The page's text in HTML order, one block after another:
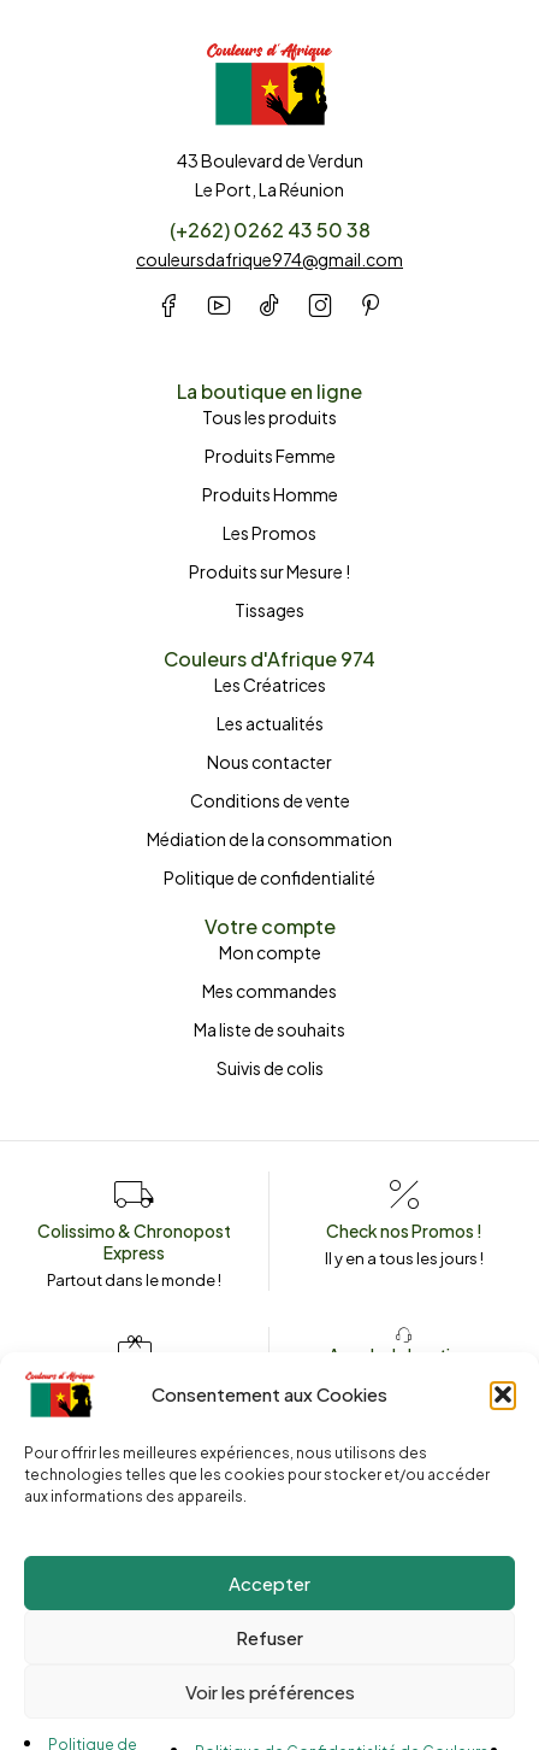
Consentement aux Cookies
Pour offrir les meilleures expériences, nous utilisons des
technologies telles que les cookies pour stocker et/ou accéder
aux informations des appareils.
Accepter
Refuser
Voir les préférences
Politique de
43 Boulevard de Verdun
Le Port, La Réunion
(+262) 0262 43 50 38
couleursdafrique974@gmail.com
La boutique en ligne
Tous les produits
Produits Femme
Produits Homme
Les Promos
Produits sur Mesure !
Tissages
Couleurs d'Afrique 974
Les Créatrices
Les actualités
Nous contacter
Conditions de vente
Médiation de la consommation
Politique de confidentialité
Votre compte
Mon compte
Mes commandes
Ma liste de souhaits
Suivis de colis
Colissimo & Chronopost
Express
Partout dans le monde !
Check nos Promos !
Il y en a tous les jours !
Envoyez un message
couleursdafrique974.com
Appeler la boutique
Couleurs d’Afrique 974